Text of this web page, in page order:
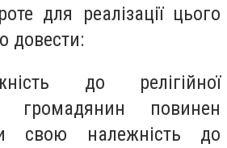
для реалізації цього
довести:
до релігійної
громадянин повинен
свою належність до